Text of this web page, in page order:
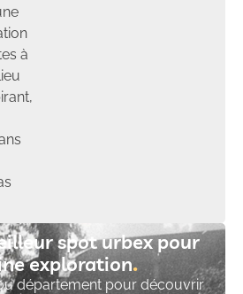
à
spot urbex pour
exploration​
département pour découvrir